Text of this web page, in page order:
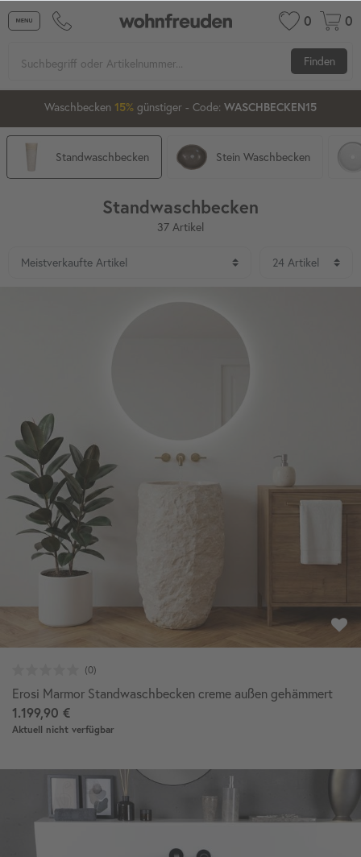
0 0
Finden
15 10 44
15%
Waschbecken ab 80 cm20%günstiger- Code:XXL-20
Stein Waschbecken
Standwaschbecken
Standwaschbecken
37 Artikel
Erosi Marmor Standwaschbecken creme außen gehämmert
1.199,90 €
Aktuell nicht verfügbar